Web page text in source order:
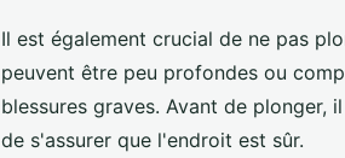
Il est également crucial de ne pas
peuvent être peu profondes ou
blessures graves. Avant de plonger,
de s'assurer que l'endroit est sûr.